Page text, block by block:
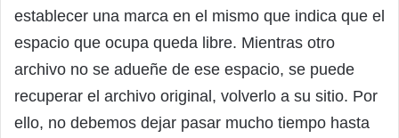
establecer una marca en el mismo que indica que el
espacio que ocupa queda libre. Mientras otro
archivo no se adueñe de ese espacio, se puede
recuperar el archivo original, volverlo a su sitio. Por
ello, no debemos dejar pasar mucho tiempo hasta